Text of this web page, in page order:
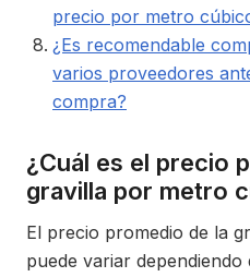
precio por metro
¿Es recomendable
varios proveedores
compra?
¿Cuál es el precio
gravilla por metro
El precio promedio de la
puede variar